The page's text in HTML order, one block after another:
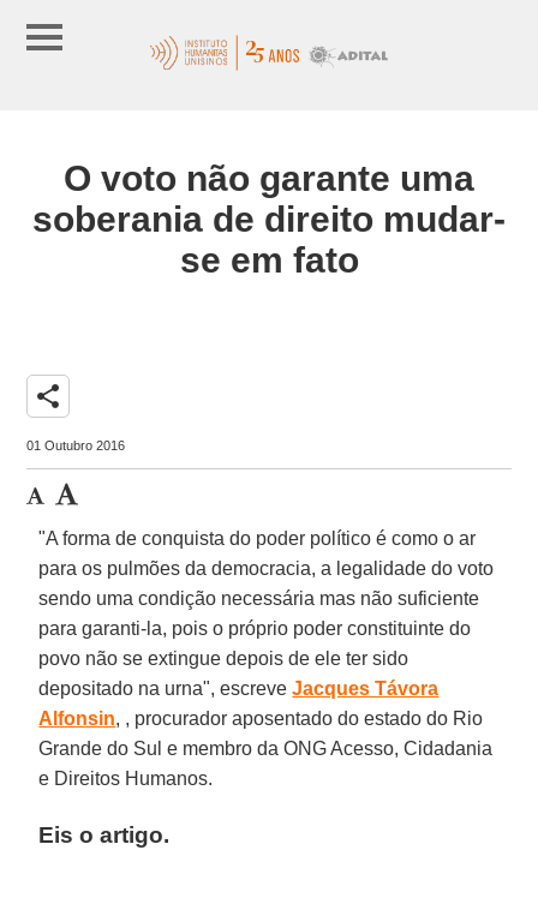
O voto não garante uma
soberania de direito mudar-
se em fato
share
01 Outubro 2016
"A forma de conquista do poder político é como o ar
para os pulmões da democracia, a legalidade do voto
sendo uma condição necessária mas não suficiente
para garanti-la, pois o próprio poder constituinte do
povo não se extingue depois de ele ter sido
depositado na urna", escreveJacques Távora
Alfonsin, , procurador aposentado do estado do Rio
Grande do Sul e membro da ONG Acesso, Cidadania
e Direitos Humanos.
Eis o artigo.